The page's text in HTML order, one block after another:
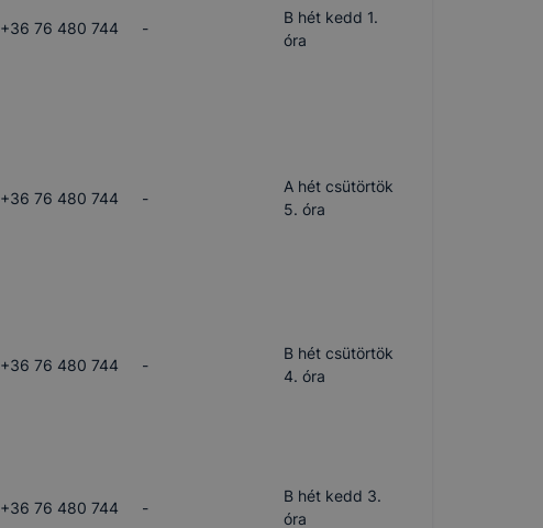
+36 76 480 744 -
B hét kedd 1.
óra
+36 76 480 744 -
A hét csütörtök
5. óra
+36 76 480 744 -
B hét csütörtök
4. óra
+36 76 480 744 -
B hét kedd 3.
óra